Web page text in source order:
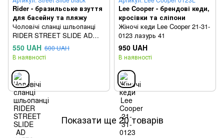
Rider - бразильське взуття
для басейну та пляжу
Чоловічі сланці шльопанці
RIDER STREET SLIDE AD
11578-AR406 44
550 UAH 600 UAH
В наявності
Lee Cooper - брендові кеди,
кросівки та сліпони
Жіночі кеди Lee Cooper 21-31-
0123 лазурь 41
950 UAH
В наявності
Показати ще 20 товарів